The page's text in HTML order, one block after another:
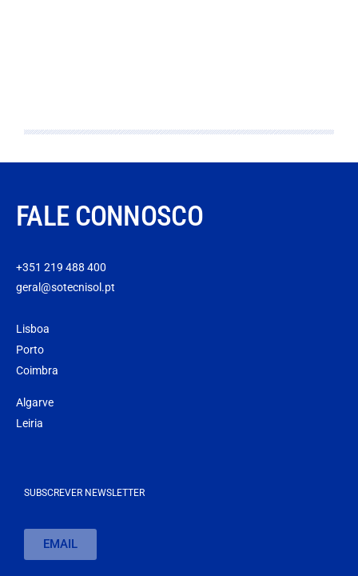
FALE CONNOSCO
+351 219 488 400
geral@sotecnisol.pt
Lisboa
Porto
Coimbra
Algarve
Leiria
SUBSCREVER NEWSLETTER
EMAIL